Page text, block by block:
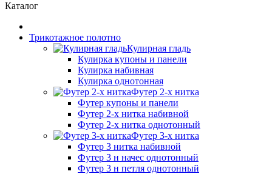
Каталог
Трикотажное полотно
Кулирная гладь
Кулирка купоны и панели
Кулирка набивная
Кулирка однотонная
Футер 2-х нитка
Футер купоны и панели
Футер 2-х нитка набивной
Футер 2-х нитка однотонный
Футер 3-х нитка
Футер 3 нитка набивной
Футер 3 н начес однотонный
Футер 3 н петля однотонный